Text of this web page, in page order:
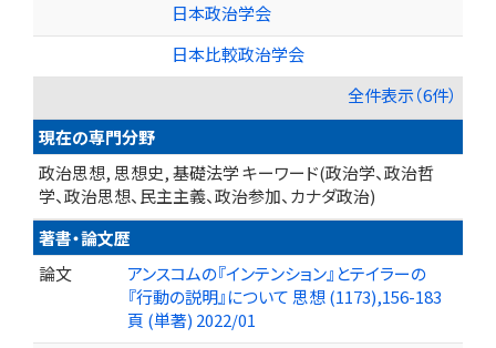
日本政治学会
日本比較政治学会
全件表示（6件）
現在の専門分野
政治思想, 思想史, 基礎法学 キーワード(政治学、政治哲
学、政治思想、民主主義、政治参加、カナダ政治)
著書・論文歴
論文
アンスコムの『インテンション』とテイラーの
『行動の説明』について 思想 (1173),156-183
頁 (単著) 2022/01